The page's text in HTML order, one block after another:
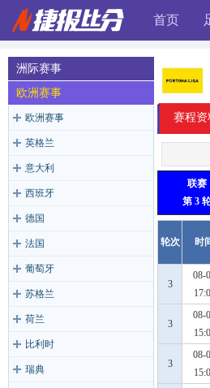
首页
洲际赛事
欧洲赛事
欧洲赛事
英格兰
意大利
西班牙
德国
法国
葡萄牙
苏格兰
荷兰
比利时
瑞典
赛程
联赛
第 3
轮次 时
3
08-
3
08-
3
08-